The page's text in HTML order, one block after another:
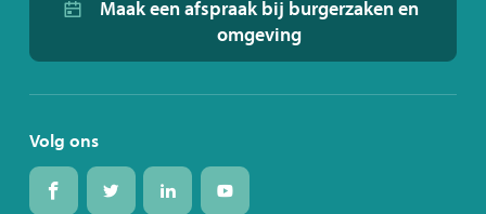
Maak een afspraak bij burgerzaken en
omgeving
Volg ons
Volg
ons
Volg
ons
Volg
ons
Volg
ons